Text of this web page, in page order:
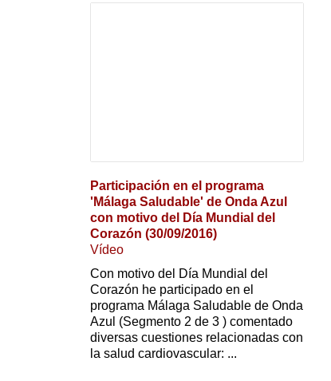
Participación en el programa
'Málaga Saludable' de Onda Azul
con motivo del Día Mundial del
Corazón (30/09/2016)
Vídeo
Con motivo del Día Mundial del
Corazón he participado en el
programa Málaga Saludable de Onda
Azul (Segmento 2 de 3 ) comentado
diversas cuestiones relacionadas con
la salud cardiovascular: ...